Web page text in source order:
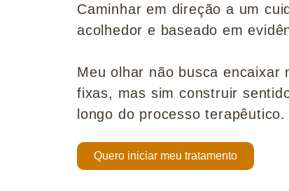
Caminhar em direção a um
acolhedor e baseado em
Meu olhar não busca encaixar
fixas, mas sim construir
longo do processo terapêutico.
Quero iniciar meu tratamento